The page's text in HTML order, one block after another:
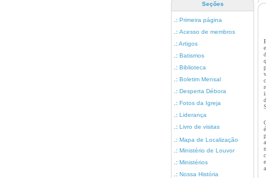
Seções
.: Primeira página
.: Acesso de membros
.:Artigos
.: Batismos
.: Biblioteca
.: Boletim Mensal
.: Desperta Débora
.: Fotos da Igreja
.: Liderança
.: Livro de visitas
.: Mapa de Localização
.: Ministério de Louvor
.: Ministérios
.: Nossa História